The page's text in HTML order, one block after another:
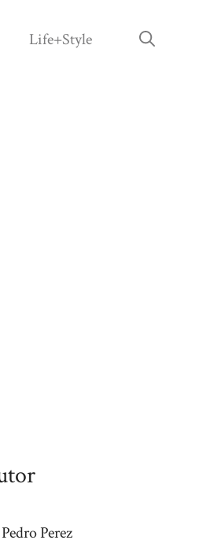
Life+Style
Pedro Perez